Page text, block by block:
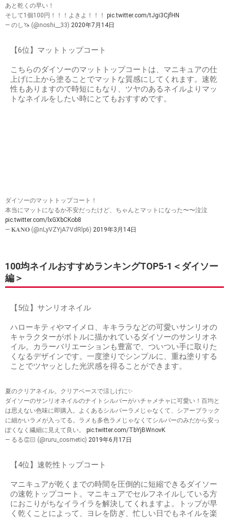
あと乾くの早い！
そして1個100円！！！よきよ！！！ pic.twitter.com/tJgi3CjfHN
— のし🦄 (@noshi__33) 2020年7月14日
【6位】マットトップコート
こちらのダイソーのマットトップコートは、マニキュアの仕
上げに上から塗ることでマットな質感にしてくれます。速乾
性もありますので時短にもなり、ツヤのあるネイルよりマッ
トなネイルをしたい時にとてもおすすめです。
ダイソーのマットトップコート！
本当にマットになるか不安だったけど、ちゃんとマットになった〜〜泣泣
pic.twitter.com/lxGXbCKob8
— 𝐊𝐀𝐍𝐎 (@nLyVZYjA7VdRlp6) 2019年3月14日
100均ネイルおすすめランキングTOP5-1＜ダイソー
編＞
【5位】サンリオネイル
ハローキティやマイメロ、キキララなどの可愛いサンリオの
キャラクターがボトルに描かれているダイソーのサンリオネ
イル。カラーバリエーションも豊富で、ついつい手に取りた
くなるデザインです。一度塗りでシンプルに、重ね塗りする
ことでツヤッとした光沢感を得ることができます。
夏のクリアネイル。クリアベースで涼しげに✨
ダイソーのサンリオネイルのナイトシルバーがハチャメチャに可愛い！百均と
は思えない色味に即購入。よくあるシルバーラメじゃなくて、シアーブラック
に細かいラメが入ってる。ラメも多色ラメじゃなくてシルバーのみだから安っ
ぽくなく繊細に見えて良い。 pic.twitter.com/TbYjBWnovK
— るる👏🏻 (@ruru_cosmetic) 2019年6月17日
【4位】速乾性トップコート
マニキュアが乾くまでの時間を圧倒的に短縮できるダイソー
の速乾トップコート。マニキュアでセルフネイルしている方
におこりがちなイライラを解決してくれますよ。トップが早
く乾くことによって、ヨレを防ぎ、忙しい日でもネイルを楽